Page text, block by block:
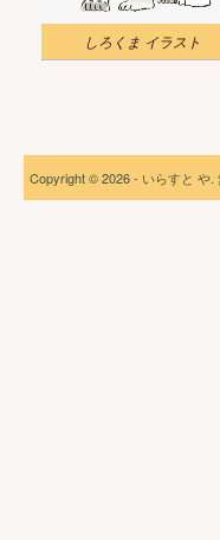
しろくま イラスト
Copyright © 2026 - いらすと や.